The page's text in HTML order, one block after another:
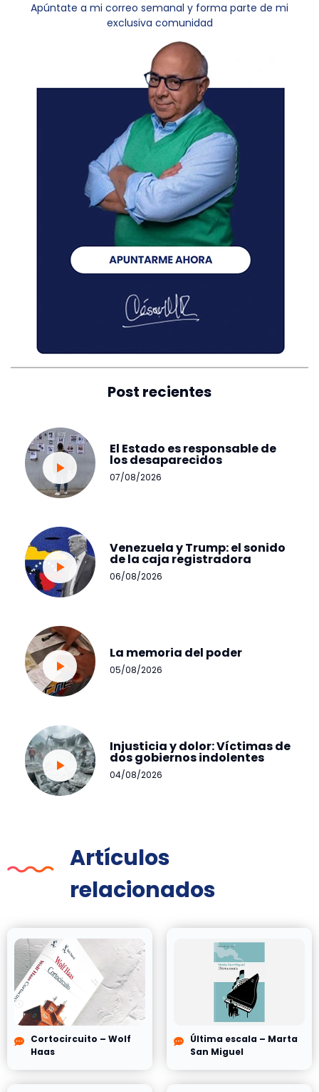
Apúntate a mi correo semanal y forma parte de mi
exclusiva comunidad
Post recientes
El Estado es responsable de
los desaparecidos
07/08/2026
Venezuela y Trump: el sonido
de la caja registradora
06/08/2026
La memoria del poder
05/08/2026
Injusticia y dolor: Víctimas de
dos gobiernos indolentes
04/08/2026
Artículos
relacionados
Cortocircuito – Wolf
Haas
Última escala – Marta
San Miguel